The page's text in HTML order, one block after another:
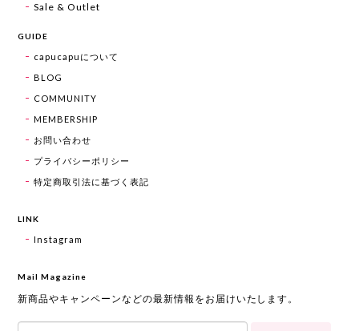
Sale & Outlet
GUIDE
capucapuについて
BLOG
COMMUNITY
MEMBERSHIP
お問い合わせ
プライバシーポリシー
特定商取引法に基づく表記
LINK
Instagram
Mail Magazine
新商品やキャンペーンなどの最新情報をお届けいたします。